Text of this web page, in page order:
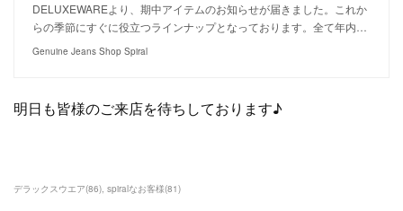
DELUXEWAREより、期中アイテムのお知らせが届きました。これか
らの季節にすぐに役立つラインナップとなっております。全て年内…
Genuine Jeans Shop Spiral
明日も皆様のご来店を待ちしております♪
デラックスウエア(86) spiralなお客様(81)